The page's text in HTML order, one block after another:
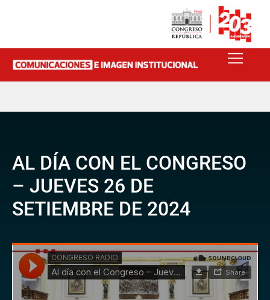
AL DÍA CON EL CONGRESO
– JUEVES 26 DE
SETIEMBRE DE 2024